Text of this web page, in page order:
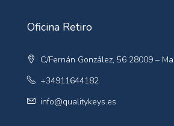
Oficina Retiro
C/Fernán González, 56 28009 –
+34911644182
info@qualitykeys.es